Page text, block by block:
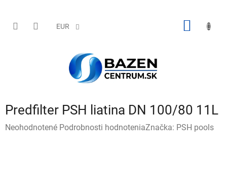
obsah
EUR
Predfilter PSH liatina DN 100/80 11L
Priemerné
Neohodnotené Podrobnosti hodnoteniaZnačka: PSH pools